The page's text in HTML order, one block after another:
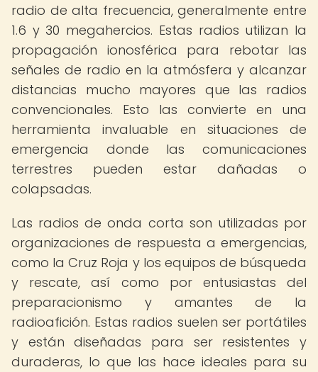
radio de alta frecuencia, generalmente entre
1.6 y 30 megahercios. Estas radios utilizan la
propagación ionosférica para rebotar las
señales de radio en la atmósfera y alcanzar
distancias mucho mayores que las radios
convencionales. Esto las convierte en una
herramienta invaluable en situaciones de
emergencia donde las comunicaciones
terrestres pueden estar dañadas o
colapsadas.
Las radios de onda corta son utilizadas por
organizaciones de respuesta a emergencias,
como la Cruz Roja y los equipos de búsqueda
y rescate, así como por entusiastas del
preparacionismo y amantes de la
radioafición. Estas radios suelen ser portátiles
y están diseñadas para ser resistentes y
duraderas, lo que las hace ideales para su